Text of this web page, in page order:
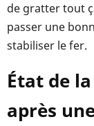
de gratter tout
passer une
stabiliser le fer.
État de
après